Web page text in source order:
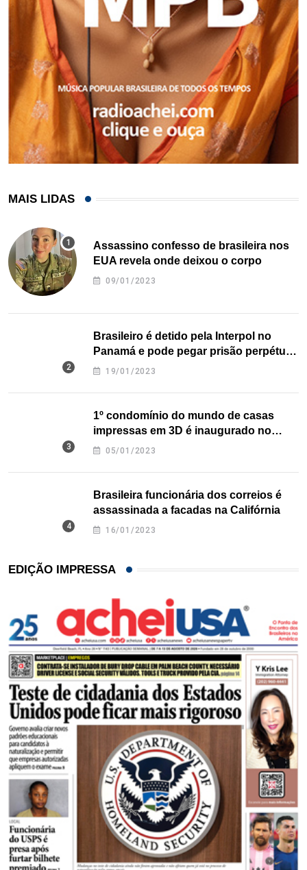
MAIS LIDAS
Assassino confesso de brasileira nos
EUA revela onde deixou o corpo
09/01/2023
Brasileiro é detido pela Interpol no
Panamá e pode pegar prisão perpétua
nos EUA
19/01/2023
1º condomínio do mundo de casas
impressas em 3D é inaugurado no
Texas
05/01/2023
Brasileira funcionária dos correios é
assassinada a facadas na Califórnia
16/01/2023
EDIÇÃO IMPRESSA